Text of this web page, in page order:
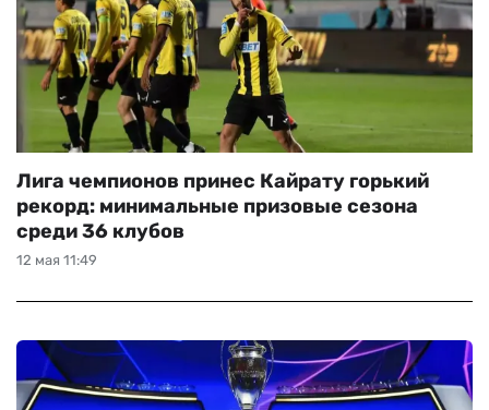
12 мая 11:49
Лига чемпионов принес Кайрату горький
рекорд: минимальные призовые сезона
среди 36 клубов